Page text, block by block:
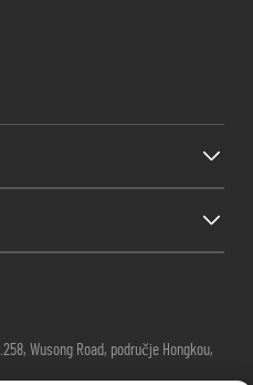
Wusong Road, područje Hongkou,